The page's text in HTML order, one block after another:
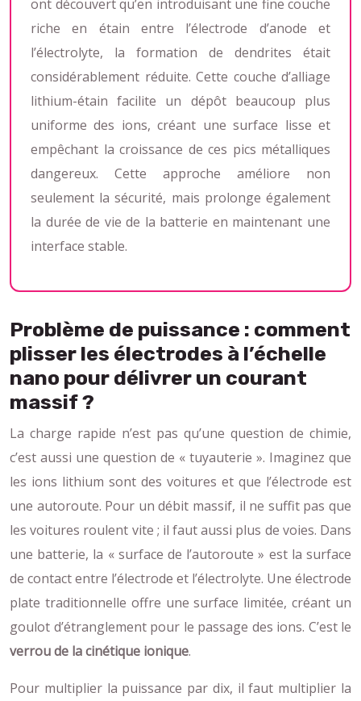
ont découvert qu’en introduisant une fine couche
riche en étain entre l’électrode d’anode et
l’électrolyte, la formation de dendrites était
considérablement réduite. Cette couche d’alliage
lithium-étain facilite un dépôt beaucoup plus
uniforme des ions, créant une surface lisse et
empêchant la croissance de ces pics métalliques
dangereux. Cette approche améliore non
seulement la sécurité, mais prolonge également
la durée de vie de la batterie en maintenant une
interface stable.
Problème de puissance : comment
plisser les électrodes à l’échelle
nano pour délivrer un courant
massif ?
La charge rapide n’est pas qu’une question de chimie,
c’est aussi une question de « tuyauterie ». Imaginez que
les ions lithium sont des voitures et que l’électrode est
une autoroute. Pour un débit massif, il ne suffit pas que
les voitures roulent vite ; il faut aussi plus de voies. Dans
une batterie, la « surface de l’autoroute » est la surface
de contact entre l’électrode et l’électrolyte. Une électrode
plate traditionnelle offre une surface limitée, créant un
goulot d’étranglement pour le passage des ions. C’est le
verrou de la cinétique ionique.
Pour multiplier la puissance par dix, il faut multiplier la